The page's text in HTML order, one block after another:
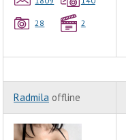
28 2
Radmila offline